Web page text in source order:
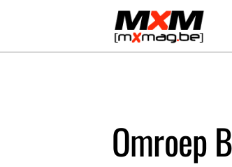
Omroep